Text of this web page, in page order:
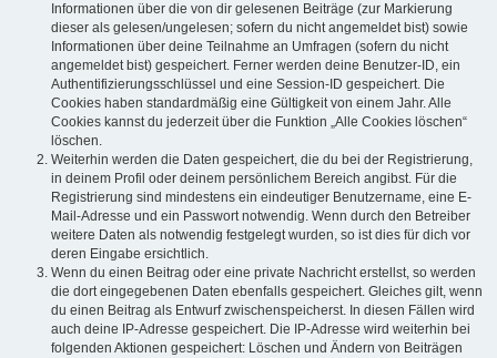
Informationen über die von dir gelesenen Beiträge (zur Markierung
dieser als gelesen/ungelesen; sofern du nicht angemeldet bist) sowie
Informationen über deine Teilnahme an Umfragen (sofern du nicht
angemeldet bist) gespeichert. Ferner werden deine Benutzer-ID, ein
Authentifizierungsschlüssel und eine Session-ID gespeichert. Die
Cookies haben standardmäßig eine Gültigkeit von einem Jahr. Alle
Cookies kannst du jederzeit über die Funktion „Alle Cookies löschen“
löschen.
Weiterhin werden die Daten gespeichert, die du bei der Registrierung,
in deinem Profil oder deinem persönlichem Bereich angibst. Für die
Registrierung sind mindestens ein eindeutiger Benutzername, eine E-
Mail-Adresse und ein Passwort notwendig. Wenn durch den Betreiber
weitere Daten als notwendig festgelegt wurden, so ist dies für dich vor
deren Eingabe ersichtlich.
Wenn du einen Beitrag oder eine private Nachricht erstellst, so werden
die dort eingegebenen Daten ebenfalls gespeichert. Gleiches gilt, wenn
du einen Beitrag als Entwurf zwischenspeicherst. In diesen Fällen wird
auch deine IP-Adresse gespeichert. Die IP-Adresse wird weiterhin bei
folgenden Aktionen gespeichert: Löschen und Ändern von Beiträgen